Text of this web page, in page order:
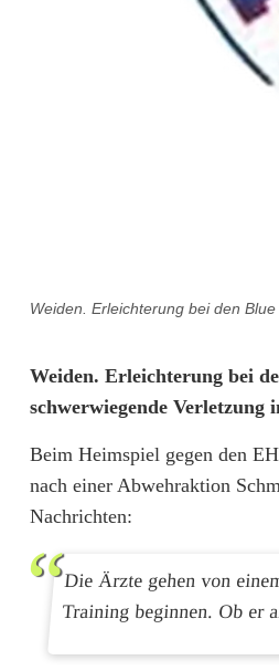
Weiden. Erleichterung bei den
B
l
u
e
D
Weiden. Erleichterung bei
schwerwiegende Verletzung
Beim Heimspiel gegen den
nach einer Abwehraktion
Nachrichten:
Die Ärzte gehen von
Training beginnen. Ob er